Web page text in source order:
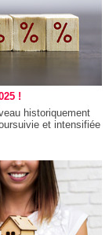
!
historiquement
et intensifiée